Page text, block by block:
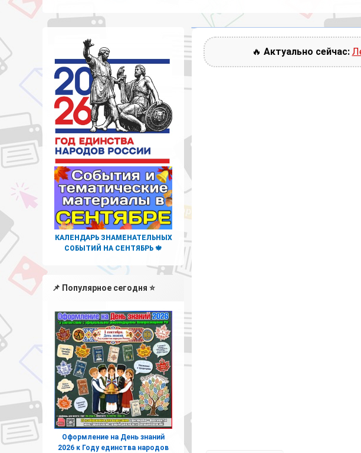
🔥 Актуально сейчас:
КАЛЕНДАРЬ ЗНАМЕНАТЕЛЬНЫХ
СОБЫТИЙ НА СЕНТЯБРЬ 🍁
📌 Популярное сегодня ⭐
Оформление на День знаний
2026 к Году единства народов